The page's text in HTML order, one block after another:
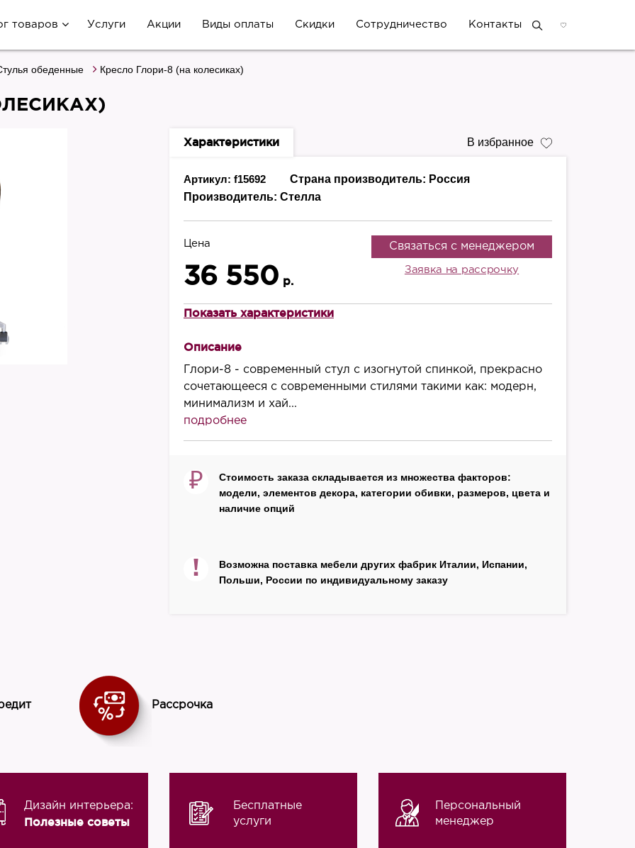
товаров Услуги Акции Виды оплаты Скидки Сотрудничество Контакты
обеденные Кресло Глори-8 (на колесиках)
Характеристики В избранное
Артикул: f15692 Страна производитель: Россия
Производитель: Стелла
Цена
36 550 р.
Связаться с менеджером
Заявка на рассрочку
Высота, мм
Ширина, мм
600
Глубина, мм
460
440/570
Производитель
Россия
Показать характеристики
Описание
Глори-8 - современный стул с изогнутой спинкой, прекрасно
сочетающееся с современными стилями такими как: модерн,
минимализм и хай...
подробнее
₽
Стоимость заказа складывается из множества факторов:
модели, элементов декора, категории обивки, размеров, цвета и
наличие опций
!
Возможна поставка мебели других фабрик Италии, Испании,
Польши, России по индивидуальному заказу
Рассрочка
Дизайн интерьера:
Полезные советы
Бесплатные
услуги
Персональный
менеджер